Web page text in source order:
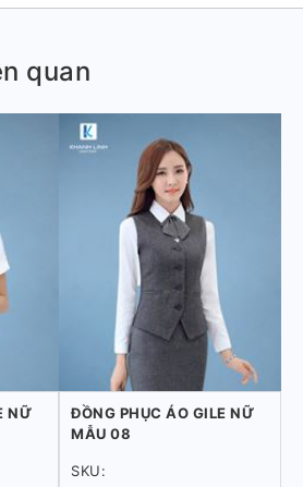
quan
NỮ
ĐỒNG PHỤC ÁO GILE NỮ
MẪU 08
SKU: